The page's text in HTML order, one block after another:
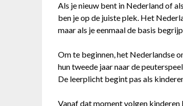
Als je nieuw bent in Nederland of
ben je op de juiste plek. Het
maar als je eenmaal de basis
Om te beginnen, het Nederlandse
hun tweede jaar naar de
De leerplicht begint pas als
Vanaf dat moment volgen